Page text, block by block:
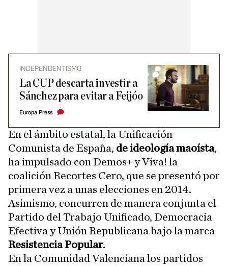
INDEPENDENTISMO
La CUP descarta investir a
Sánchez para evitar a Feijóo
Europa Press
En el ámbito estatal, la Unificación
Comunista de España, de ideología maoísta,
ha impulsado con Demos+ y Viva! la
coalición Recortes Cero, que se presentó por
primera vez a unas elecciones en 2014.
Asimismo, concurren de manera conjunta el
Partido del Trabajo Unificado, Democracia
Efectiva y Unión Republicana bajo la marca
Resistencia Popular.
En la Comunidad Valenciana los partidos